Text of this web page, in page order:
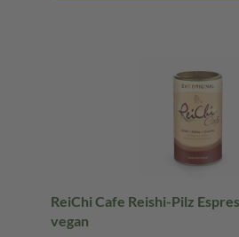
ReiChi Cafe Reishi-Pilz
vegan